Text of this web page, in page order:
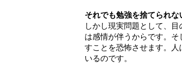
それでも勉強を捨てられな
しかし現実問題として、
は感情が伴うからです。
すことを恐怖させます。
いるのです。